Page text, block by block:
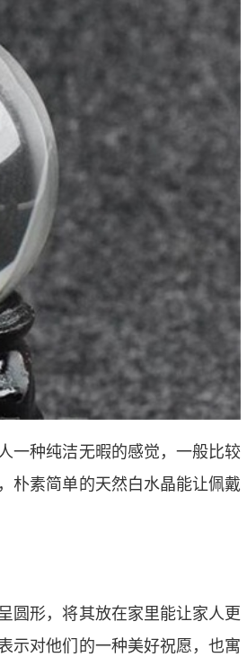
一种纯洁无暇的感觉，一般比较
朴素简单的天然白水晶能让佩戴
圆形，将其放在家里能让家人更
示对他们的一种美好祝愿，也寓